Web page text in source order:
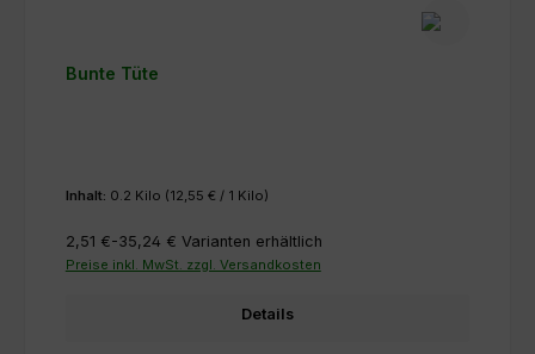
Bunte Tüte
Inhalt: 0.2 Kilo (12,55 € / 1 Kilo)
2,51 €-35,24 € Varianten erhältlich
Preise inkl. MwSt. zzgl. Versandkosten
Details